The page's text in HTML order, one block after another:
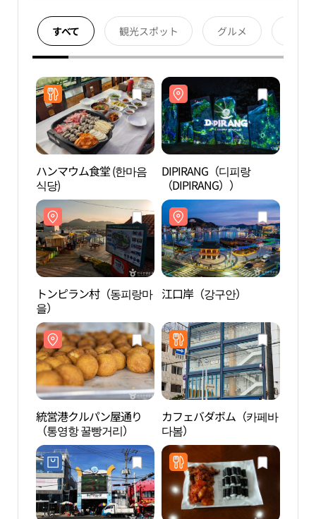
すべて 観光スポット グルメ
ハンマウム食堂 (한마음
식당)
DIPIRANG（디피랑
（DIPIRANG））
トンピラン村（동피랑마
을）
江口岸（강구안）
統営港クルパン屋通り
（통영항 꿀빵거리）
カフェバダボム（카페바
다봄）